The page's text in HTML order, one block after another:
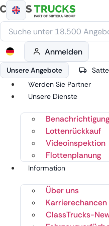
Zum
Inhalt
springen
Anmelden
Unsere Angebote
Werden Sie Partner
Unsere Dienste
Lottenrückkauf
Videoinspektion
Flottenplanung
Information
Über uns
Karrierechancen
ClassTrucks-